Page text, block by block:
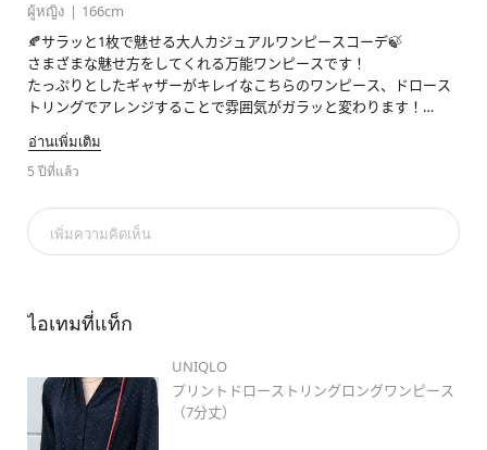
ผู้หญิง | 166cm
🍂サラッと1枚で魅せる大人カジュアルワンピースコーデ🍃
さまざまな魅せ方をしてくれる万能ワンピースです！
たっぷりとしたギャザーがキレイなこちらのワンピース、ドロース
トリングでアレンジすることで雰囲気がガラッと変わります！
今回はきつめに絞って大人ぽくスタイルアップを狙いました😊
羽織としても使えるので1枚持っていて間違いなしのアイテムです👗
新作
#weeklystylehint
#静岡 #夏コーデ #夏秋ミックス
#骨格ウェーブ
#レザータッチボックスミニショルダーバッグ
อ่านเพิ่มเติม
5 ปีที่แล้ว
เพิ่มความคิดเห็น
ไอเทมที่แท็ก
UNIQLO
プリントドローストリングロングワンピース
（7分丈）